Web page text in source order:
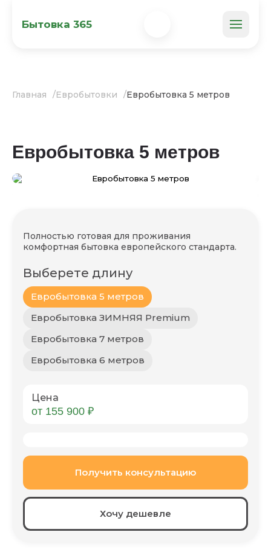
Бытовка 365
Главная Евробытовки Евробытовка 5 метров
Евробытовка 5 метров
Полностью готовая для проживания
комфортная бытовка европейского стандарта.
Выберете длину
Евробытовка 5 метров
Евробытовка ЗИМНЯЯ Premium
Евробытовка 7 метров
Евробытовка 6 метров
Цена
от 155 900 ₽
Получить консультацию
Хочу дешевле